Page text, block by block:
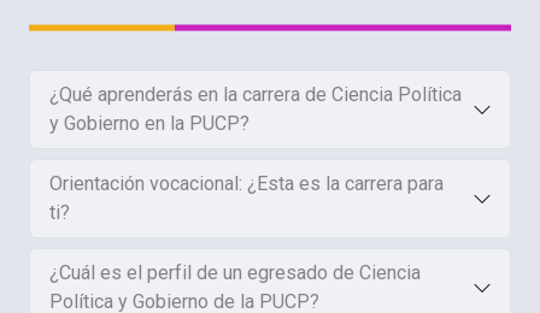
¿Qué aprenderás en la carrera de Ciencia Política
y Gobierno en la PUCP?
Orientación vocacional: ¿Esta es la carrera para
ti?
¿Cuál es el perfil de un egresado de Ciencia
Política y Gobierno de la PUCP?